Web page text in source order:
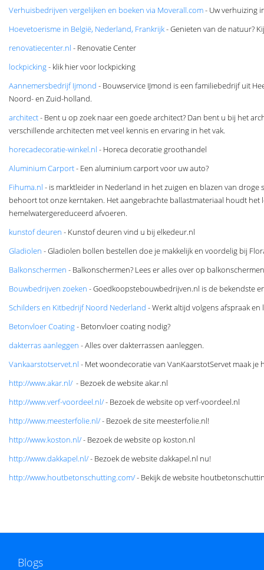
Verhuisbedrijven vergelijken en boeken via Moverall.com​- Uw verhuizing
Hoevetoerisme in België, Nederland, Frankrijk- Genieten van de natuur?
renovatiecenter.nl - Renovatie Center
lockpicking- klik hier voor lockpicking
Aannemersbedrijf Ijmond - Bouwservice IJmond is een familiebedrijf uit
Noord- en Zuid-holland.
architect- Bent u op zoek naar een goede architect? Dan bent u bij het
verschillende architecten met veel kennis en ervaring in het vak.
horecadecoratie-winkel.nl - Horeca decoratie groothandel
Aluminium Carport- Een aluminium carport voor uw auto?
Fihuma.nl - is marktleider in Nederland in het zuigen en blazen van
behoort tot onze kerntaken. Het aangebrachte ballastmateriaal houdt
hemelwatergereduceerd afvoeren.
kunstof deuren - Kunstof deuren vind u bij elkedeur.nl
Gladiolen - Gladiolen bollen bestellen doe je makkelijk en voordelig bij
Balkonschermen - Balkonschermen? Lees er alles over op
Bouwbedrijven zoeken - Goedkoopstebouwbedrijven.nl is de bekendste
Schilders en Kitbedrijf Noord Nederland - Werkt altijd volgens afspraak en
Betonvloer Coating- Betonvloer coating nodig?
​dakterras aanleggen - Alles over dakterrassen aanleggen.
Vankaarstotservet.nl - Met woondecoratie van VanKaarstotServet maak je
http://www.akar.nl/- Bezoek de website akar.nl
http://www.verf-voordeel.nl/- Bezoek de website op verf-voordeel.nl
http://www.meesterfolie.nl/- Bezoek de site meesterfolie.nl!
http://www.koston.nl/- Bezoek de website op koston.nl
http://www.dakkapel.nl/- Bezoek de website dakkapel.nl nu!
http://www.houtbetonschutting.com/- Bekijk de website
Blogs